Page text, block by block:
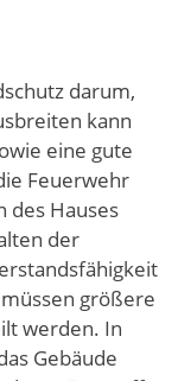
darum,
kann
eine gute
Feuerwehr
des Hauses
der
größere
werden. In
Gebäude